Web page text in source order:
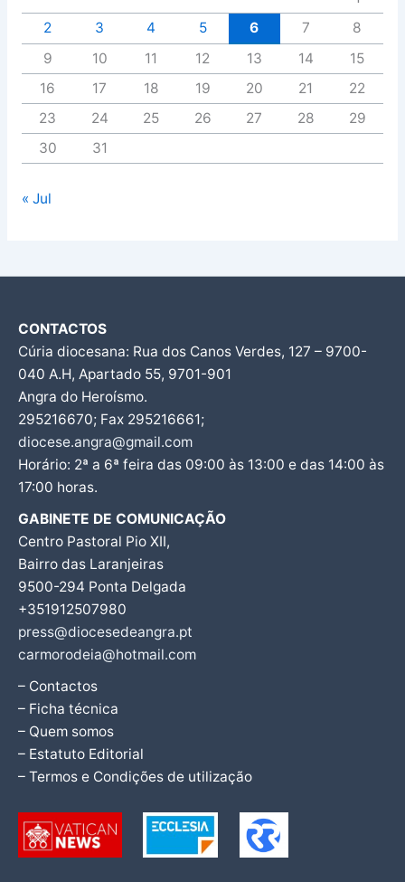
2
3 4 5 6 7
8
9
10 11 12 13 14
15
16
17 18 19 20 21
22
23
24 25 26 27 28
29
30
31
« Jul
CONTACTOS
Cúria diocesana: Rua dos Canos Verdes, 127 – 9700-
040 A.H, Apartado 55, 9701-901
Angra do Heroísmo.
295216670; Fax 295216661;
diocese.angra@gmail.com
Horário: 2ª a 6ª feira das 09:00 às 13:00 e das 14:00 às
17:00 horas.
GABINETE DE COMUNICAÇÃO
Centro Pastoral Pio XII,
Bairro das Laranjeiras
9500-294 Ponta Delgada
+351912507980
press@diocesedeangra.pt
carmorodeia@hotmail.com
– Contactos
– Ficha técnica
– Quem somos
– Estatuto Editorial
– Termos e Condições de utilização